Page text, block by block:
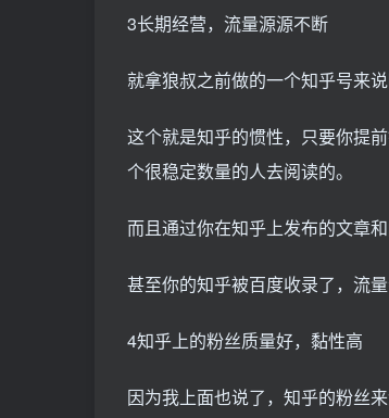
3长期经营，流量源源不断
就拿狼叔之前做的一个知乎号来
这个就是知乎的惯性，只要你提
个很稳定数量的人去阅读的。
而且通过你在知乎上发布的文章
甚至你的知乎被百度收录了，流量
4知乎上的粉丝质量好，黏性高
因为我上面也说了，知乎的粉丝